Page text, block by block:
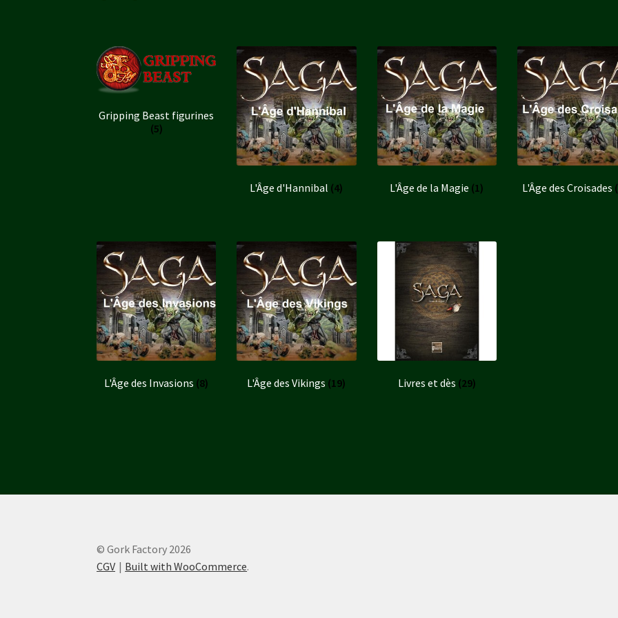
Gripping Beast figurines
(5)
L'Âge d'Hannibal (4) L'Âge de la Magie (1) L'Âge des Croisades
L'Âge des Invasions (8) L'Âge des Vikings (19) Livres et dès (29)
© Gork Factory 2026
CGV
Built with WooCommerce.